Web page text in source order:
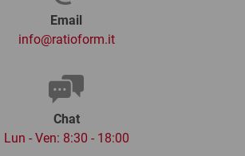
Email
info@ratioform.it
Chat
Lun - Ven: 8:30 - 18:00